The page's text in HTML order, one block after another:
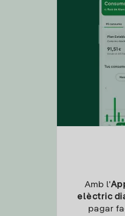
Amb l'
elèctric
pagar